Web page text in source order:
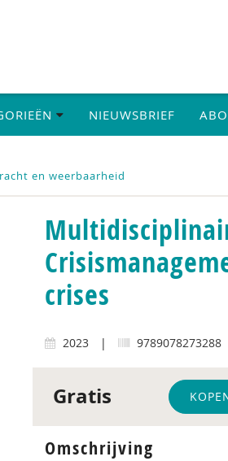
NIEUWSBRIEF
en weerbaarheid
crises
2023 | 9789078273288
Gratis
Omschrijving